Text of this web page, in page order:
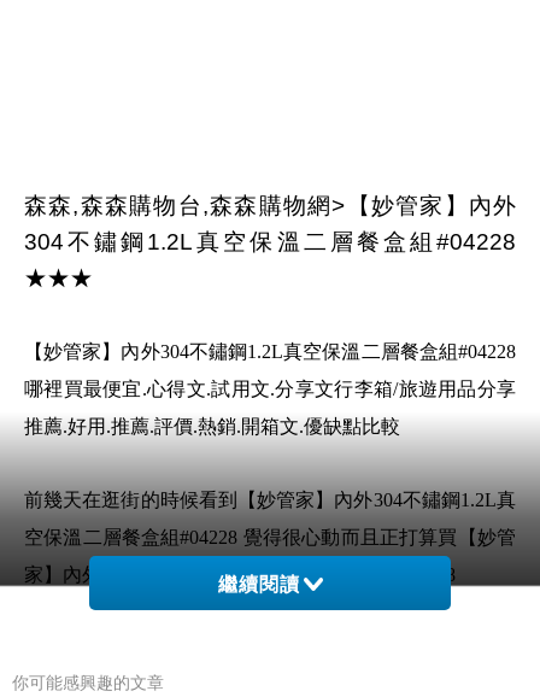
森森,森森購物台,森森購物網>【妙管家】內外
304不鏽鋼1.2L真空保溫二層餐盒組#04228
★★★
【妙管家】內外304不鏽鋼1.2L真空保溫二層餐盒組#04228
哪裡買最便宜.心得文.試用文.分享文行李箱/旅遊用品分享
推薦.好用.推薦.評價.熱銷.開箱文.優缺點比較
前幾天在逛街的時候看到【妙管家】內外304不鏽鋼1.2L真
空保溫二層餐盒組#04228 覺得很心動而且正打算買【妙管
家】內外304不鏽鋼1.2L真空保溫二層餐盒組#04228
組#04228 在網路上買應該會比較便宜，【妙管家】內外
繼續閱讀
你可能感興趣的文章